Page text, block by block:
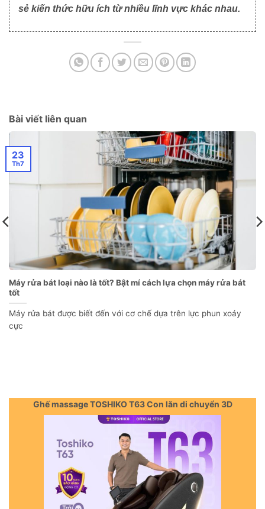
sẻ kiến thức hữu ích từ nhiều lĩnh vực khác nhau.
Bài viết liên quan
Máy rửa bát loại nào là tốt? Bật mí cách lựa chọn máy rửa bát
tốt
Máy rửa bát được biết đến với cơ chế dựa trên lực phun xoáy
cực
23
Th7
Ghế massage TOSHIKO T63 Con lăn di chuyển 3D